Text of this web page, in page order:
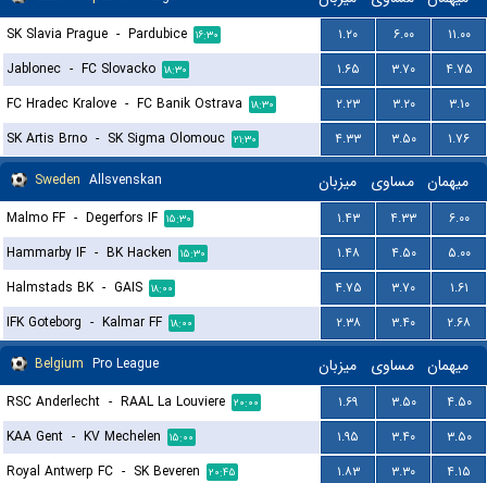
SK Slavia Prague - Pardubice ۱۶:۳۰ ۱.۲۰ ۶.۰۰
۱۱.۰۰
Jablonec - FC Slovacko ۱۸:۳۰ ۱.۶۵ ۳.۷۰
۴.۷۵
FC Hradec Kralove - FC Banik Ostrava ۱۸:۳۰ ۲.۲۳ ۳.۲۰
۳.۱۰
SK Artis Brno - SK Sigma Olomouc ۲۱:۳۰ ۴.۳۳ ۳.۵۰
۱.۷۶
Sweden Allsvenskan میزبان مساوی میهمان
Malmo FF - Degerfors IF ۱۵:۳۰ ۱.۴۳ ۴.۳۳
۶.۰۰
Hammarby IF - BK Hacken ۱۵:۳۰ ۱.۴۸ ۴.۵۰
۵.۰۰
Halmstads BK - GAIS ۱۸:۰۰ ۴.۷۵ ۳.۷۰
۱.۶۱
IFK Goteborg - Kalmar FF ۱۸:۰۰ ۲.۳۸ ۳.۴۰
۲.۶۸
Belgium Pro League میزبان مساوی میهمان
RSC Anderlecht - RAAL La Louviere ۲۰:۰۰ ۱.۶۹ ۳.۵۰
۴.۵۰
KAA Gent - KV Mechelen ۱۵:۰۰ ۱.۹۵ ۳.۴۰
۳.۵۰
Royal Antwerp FC - SK Beveren ۲۰:۴۵ ۱.۸۳ ۳.۳۰
۴.۱۵